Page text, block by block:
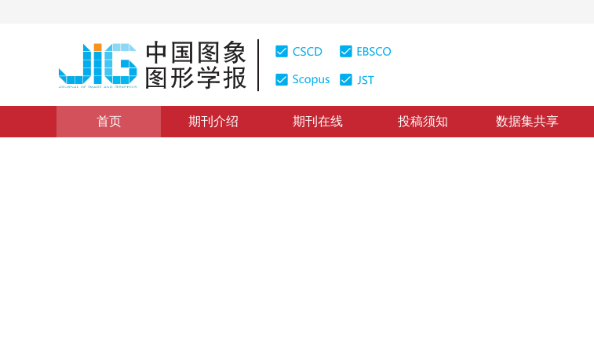
首页 期刊介绍 期刊在线 投稿须知 数据集共享